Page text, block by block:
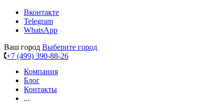
Вконтакте
Telegram
WhatsApp
Ваш город Выберите город
+7 (499) 390-88-26
Компания
Блог
Контакты
...